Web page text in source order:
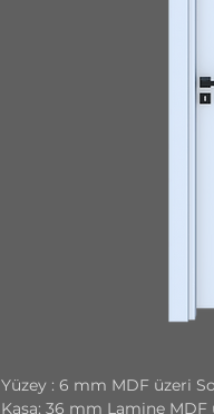
Yüzey : 6 mm MDF üzeri
Kasa: 36 mm Lamine MDF